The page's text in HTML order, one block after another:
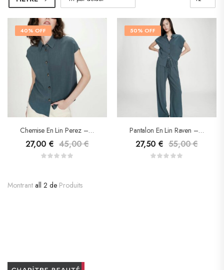
40% OFF
Chemise En Lin Perez – Grace & Mila
27,00 € 45,00€
50% OFF
Pantalon En Lin Raven – Grace & Mila
27,50 € 55,00€
Montrant all 2 de Produits